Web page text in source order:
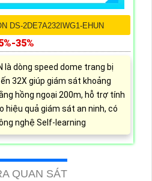
DS-2DE7A232IWG1-EHUN
35%
là dòng speed dome trang bị
32X giúp giám sát khoảng
hồng ngoại 200m, hỗ trợ tính
hiệu quả giám sát an ninh, có
nghệ Self-learning
QUAN SÁT